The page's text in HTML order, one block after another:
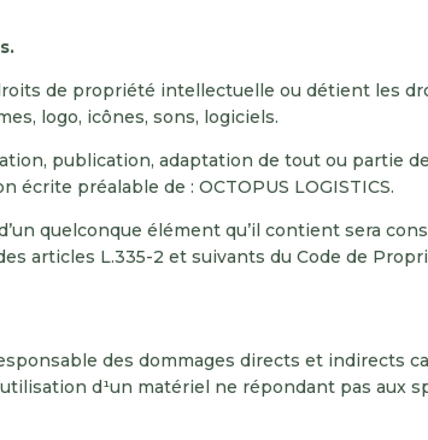
de propriété intellectuelle ou détient les
logo, icônes, sons, logiciels.
publication, adaptation de tout ou partie
préalable de : OCTOPUS LOGISTICS.
quelconque élément qu’il contient sera
articles L.335-2 et suivants du Code de
des dommages directs et indirects
d¹un matériel ne répondant pas aux